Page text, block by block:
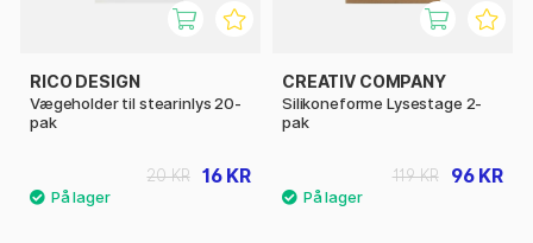
RICO DESIGN
Vægeholder til stearinlys 20-
pak
16 KR
20 KR
CREATIV COMPANY
Silikoneforme Lysestage 2-
pak
96 KR
119 KR